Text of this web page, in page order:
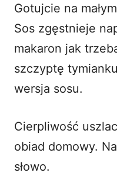
Gotujcie na
Sos zgęstnieje
makaron jak
szczyptę
wersja sosu.
Cierpliwość
obiad domowy.
słowo.